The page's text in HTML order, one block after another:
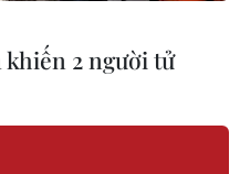
2 người tử